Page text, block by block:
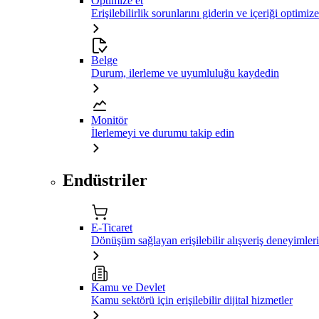
Erişilebilirlik sorunlarını giderin ve içeriği
Belge
Durum, ilerleme ve uyumluluğu kaydedin
Monitör
İlerlemeyi ve durumu takip edin
Endüstriler
E-Ticaret
Dönüşüm sağlayan erişilebilir alışveriş deneyimleri
Kamu ve Devlet
Kamu sektörü için erişilebilir dijital hizmetler